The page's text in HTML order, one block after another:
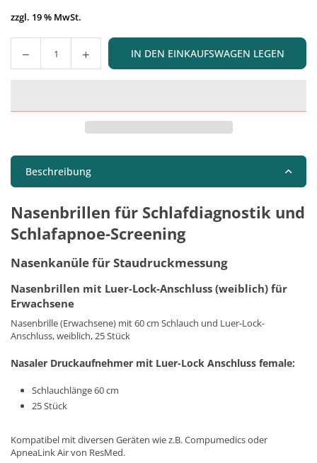
zzgl. 19 % MwSt.
Menge IN DEN EINKAUFSWAGEN LEGEN
Beschreibung
Nasenbrillen für Schlafdiagnostik und
Schlafapnoe-Screening
Nasenkanüle für Staudruckmessung
Nasenbrillen mit Luer-Lock-Anschluss (weiblich) für
Erwachsene
Nasenbrille (Erwachsene) mit 60 cm Schlauch und Luer-Lock-
Anschluss, weiblich, 25 Stück
Nasaler Druckaufnehmer mit Luer-Lock Anschluss female:
Schlauchlänge 60 cm
25 Stück
Kompatibel mit diversen Geräten wie z.B. Compumedics oder
ApneaLink Air von ResMed.